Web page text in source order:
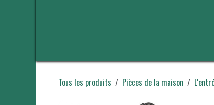
Tous les produits Pièces de la maison